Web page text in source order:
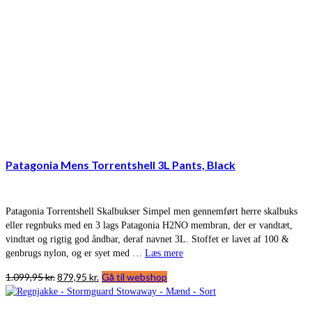
Patagonia Mens Torrentshell 3L Pants, Black
Patagonia Torrentshell Skalbukser Simpel men gennemført herre skalbuks
eller regnbuks med en 3 lags Patagonia H2NO membran, der er vandtæt,
vindtæt og rigtig god åndbar, deraf navnet 3L. Stoffet er lavet af 100 &
genbrugs nylon, og er syet med … Læs mere
1.099,95kr.Den
oprindelige
879,95 kr. Den
aktuelle
Gå til webshop